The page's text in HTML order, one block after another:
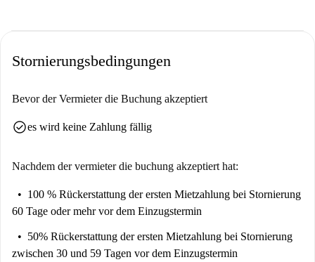
Stornierungsbedingungen
Bevor der Vermieter die Buchung akzeptiert
check_circlees wird keine Zahlung fällig
Nachdem der vermieter die buchung akzeptiert hat:
100 % Rückerstattung der ersten Mietzahlung bei Stornierung
60 Tage oder mehr vor dem Einzugstermin
50% Rückerstattung der ersten Mietzahlung bei Stornierung
zwischen 30 und 59 Tagen vor dem Einzugstermin